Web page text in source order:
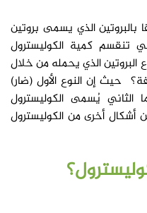
بالبروتين الذي يسمى بروتين
تنقسم كمية الكوليسترول
الذي يحمله من خلال
حيث إن النوع الأول (ضار)
الثاني يُسمى الكوليسترول
أشكال أخرى من الكوليسترول